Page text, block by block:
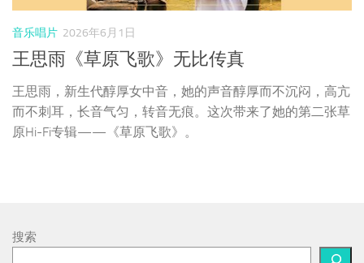
音乐唱片 2026年6月1日
王思雨《草原飞歌》无比传真
王思雨，新生代醇厚女中音，她的声音醇厚而不沉闷，高亢
而不刺耳，长音气匀，转音无痕。这次带来了她的第二张草
原Hi-Fi专辑——《草原飞歌》。
搜索